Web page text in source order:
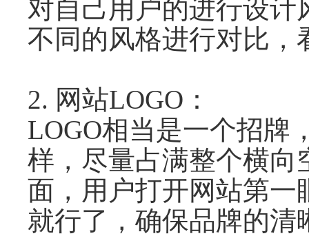
对自己用户的进行设
不同的风格进行对比
2. 网站LOGO：
LOGO相当是一个招牌
样，尽量占满整个横向
面，用户打开网站第一
就行了，确保品牌的